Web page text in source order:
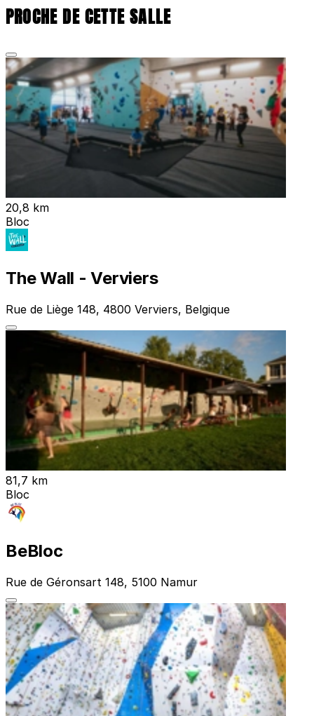
PROCHE DE CETTE SALLE
20,8 km
Bloc
The Wall - Verviers
Rue de Liège 148, 4800 Verviers, Belgique
81,7 km
Bloc
BeBloc
Rue de Géronsart 148, 5100 Namur